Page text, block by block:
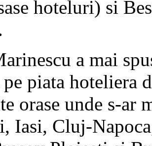
hoteluri) si
a mai
piata hoteliera
orase unde s-ar
Iasi, Cluj-